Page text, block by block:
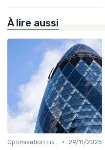
À lire aussi
Optimisation Fiscale •
29/11/2025